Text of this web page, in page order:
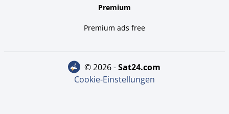
Premium
Premium ads free
© 2026 - sat24.com
Cookie-Einstellungen